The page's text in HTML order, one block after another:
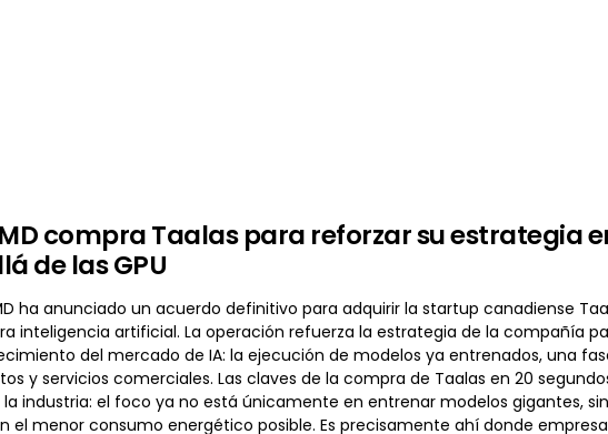
compra Taalas para reforzar su estrategia
de las GPU
ha anunciado un acuerdo definitivo para adquirir la startup canadiense
inteligencia artificial. La operación refuerza la estrategia de la compañía
del mercado de IA: la ejecución de modelos ya entrenados, una
y servicios comerciales. Las claves de la compra de Taalas en 20
la industria: el foco ya no está únicamente en entrenar modelos gigantes,
el menor consumo energético posible. Es precisamente ahí donde